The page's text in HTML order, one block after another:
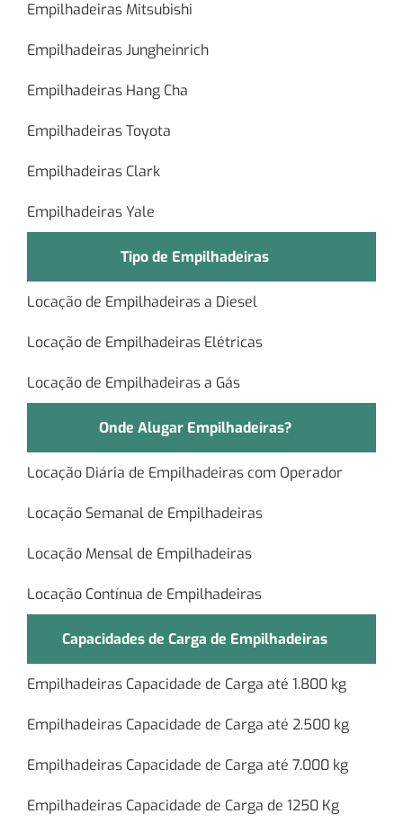
Empilhadeiras Mitsubishi
Empilhadeiras Jungheinrich
Empilhadeiras Hang Cha
Empilhadeiras Toyota
Empilhadeiras Clark
Empilhadeiras Yale
Tipo de Empilhadeiras
Locação de Empilhadeiras a Diesel
Locação de Empilhadeiras Elétricas
Locação de Empilhadeiras a Gás
Onde Alugar Empilhadeiras?
Locação Diária de Empilhadeiras com Operador
Locação Semanal de Empilhadeiras
Locação Mensal de Empilhadeiras
Locação Contínua de Empilhadeiras
Capacidades de Carga de Empilhadeiras
Empilhadeiras Capacidade de Carga até 1.800 kg
Empilhadeiras Capacidade de Carga até 2.500 kg
Empilhadeiras Capacidade de Carga até 7.000 kg
Empilhadeiras Capacidade de Carga de 1250 Kg